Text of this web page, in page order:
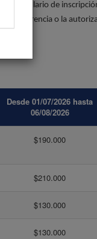
el formulario de
transferencia o la
Desde 01/07/2026 hasta
06/08/2026
$190.000
$210.000
$130.000
$130.000